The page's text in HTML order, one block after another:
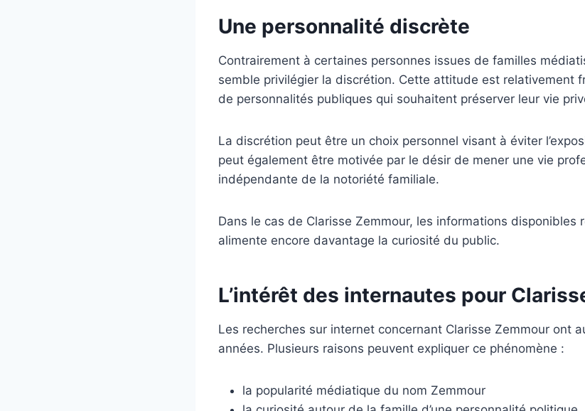
Une personnalité discrète
Contrairement à certaines personnes issues de familles
semble privilégier la discrétion. Cette attitude est relativement
de personnalités publiques qui souhaitent préserver leur vie
La discrétion peut être un choix personnel visant à éviter
peut également être motivée par le désir de mener une vie
indépendante de la notoriété familiale.
Dans le cas de Clarisse Zemmour, les informations disponibles
alimente encore davantage la curiosité du public.
L’intérêt des internautes pour
Les recherches sur internet concernant Clarisse Zemmour ont
années. Plusieurs raisons peuvent expliquer ce phénomène :
la popularité médiatique du nom Zemmour